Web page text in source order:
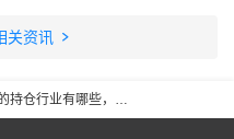
关资讯
华宝纳斯达克精选股票的持仓行业有哪些，现在适合大量买入吗？